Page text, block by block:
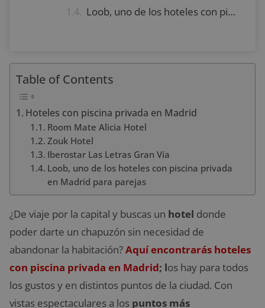
Loob, uno de los hoteles con piscina privada en Madrid para parejas
Table of Contents
Hoteles con piscina privada en Madrid
Room Mate Alicia Hotel
Zouk Hotel
Iberostar Las Letras Gran Vía
Loob, uno de los hoteles con piscina privada
en Madrid para parejas
¿De viaje por la capital y buscas un hotel donde
poder darte un chapuzón sin necesidad de
abandonar la habitación?Aquí encontrarás hoteles
con piscina privada en Madrid; los hay para todos
los gustos y en distintos puntos de la ciudad. Con
vistas espectaculares a los puntos más